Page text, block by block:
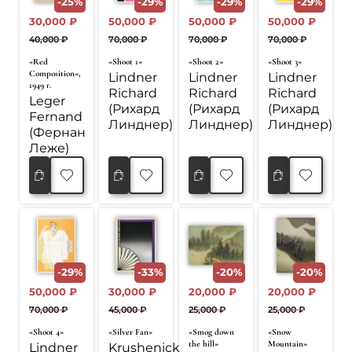
«Red
Composition»,
1949 г.
Leger
Fernand
(Фернан
Леже)
40,000₽
цена
составляла
40,000 ₽.
30,000 ₽
цена:
30,000 ₽.
В корзину
«Shoot 1»
Lindner
Richard
(Рихард
Линднер)
70,000₽
цена
составляла
70,000 ₽.
50,000₽
цена:
50,000 ₽.
В корзину
«Shoot 2»
Lindner
Richard
(Рихард
Линднер)
70,000₽
цена
составляла
70,000 ₽.
50,000 ₽
цена:
50,000 ₽.
В корзину
«Shoot 3»
Lindner
Richard
(Рихард
Линднер)
70,000₽
цена
составляла
70,000 ₽.
50,000₽
цена:
50,000 ₽.
В корзину
-29%
«Shoot 4»
Lindner
70,000₽
цена
50,000 ₽
цена:
-33%
«Silver Fan»
Krushenick
45,000₽
цена
30,000₽
цена:
-20%
«Smog down
the hill»
25,000₽
цена
20,000 ₽
цена:
-20%
«Snow
Mountain»
25,000₽
цена
20,000₽
цена: